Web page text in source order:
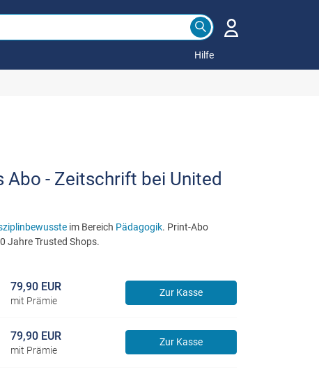
Hilfe
Abo - Zeitschrift bei United
im Bereich Pädagogik. Print-Abo
Jahre Trusted Shops.
Zur Kasse
79,90 EUR
mit Prämie
Zur Kasse
79,90 EUR
mit Prämie